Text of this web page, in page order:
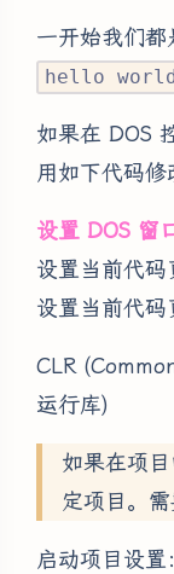
一开始我们都
hello world
如果在 DOS
用如下代码修
设置 DOS 窗
设置当前代
设置当前代
CLR
运行库)
如果在项
定项目。需
启动项目设